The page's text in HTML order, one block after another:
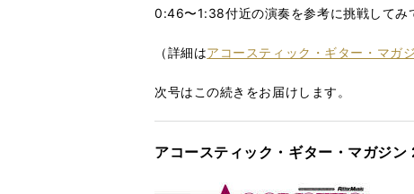
0:46〜1:38付近の演奏を参考に挑戦してみ
（詳細はアコースティック・ギター・マガ
次号はこの続きをお届けします。
アコースティック・ギター・マガジ